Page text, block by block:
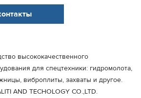
высококачественного
для спецтехники: гидромолота,
виброплиты, захваты и другое.
AND TECHOLOGY CO.,LTD.